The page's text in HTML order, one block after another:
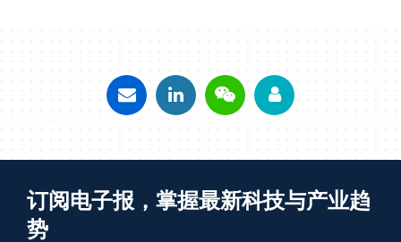
订阅电子报，掌握最新科技与产业趋
势